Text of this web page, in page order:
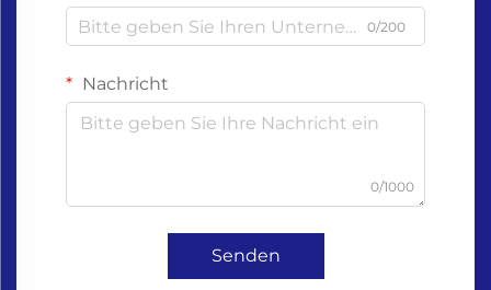
0/200
Nachricht
0/1000
Senden